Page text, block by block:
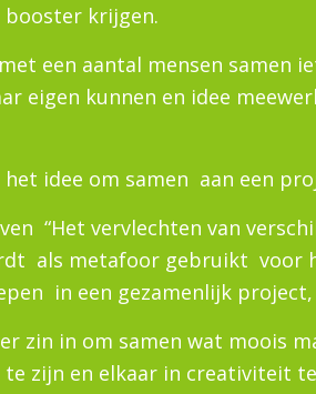
krijgen.
een aantal mensen samen
eigen kunnen en idee
idee om samen aan een
“Het vervlechten van
als metafoor gebruikt voor
in een gezamenlijk project,
zin in om samen wat moois
zijn en elkaar in creativiteit